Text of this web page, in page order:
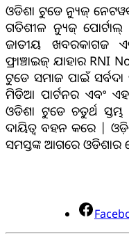
ଓଡିଶା ଟୁଡେ ନ୍ୟୁଜ୍
ଗତିଶୀଳ ନ୍ୟୁଜ୍
ଜାତୀୟ ଖବରକାଗଜ
ଫ୍ରାଞ୍ଚାଇଜ୍ ଯାହାର RNI
ଟୁଡେ ସମାଜ ପାଇଁ
ମିଡିଆ ପାର୍ଟନର ଏବଂ
ଓଡିଶା ଟୁଡେ ଚତୁର୍ଥ
ଦାୟିତ୍ବ ବହନ କରେ |
ସମସ୍ତଙ୍କ ଆଗରେ ଓଡିଶାର